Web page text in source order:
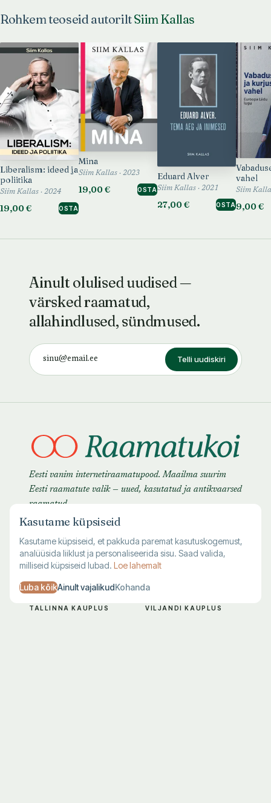
Rohkem teoseid autoriltSiim Kallas
Liberalism: ideed ja
poliitika
Siim Kallas · 2024
19,00 € OSTA
Mina
Siim Kallas · 2023
19,00 € OSTA
Eduard Alver
Siim Kallas · 2021
27,00 € OSTA
vahel
Siim
9,00 €
Ainult olulised uudised —
värsked raamatud,
allahindlused, sündmused.
Telli uudiskiri
Eesti vanim internetiraamatupood. Maailma suurim
Eesti raamatute valik — uued, kasutatud ja antikvaarsed
raamatud.
TALLINNA KAUPLUS VILJANDI KAUPLUS
Kasutame küpsiseid
Kasutame küpsiseid, et pakkuda paremat kasutuskogemust,
analüüsida liiklust ja personaliseerida sisu. Saad valida,
milliseid küpsiseid lubad. Loe lahemalt
Luba kõikAinult vajalikudKohanda